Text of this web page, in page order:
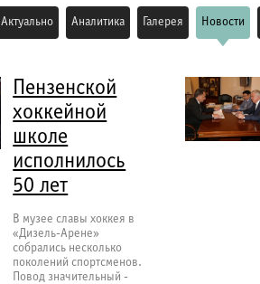
Актуально Аналитика Галерея Новости
Пензенской
хоккейной
школе
исполнилось
50 лет
В музее славы хоккея в
«Дизель-Арене»
собрались несколько
поколений спортсменов.
Повод значительный -